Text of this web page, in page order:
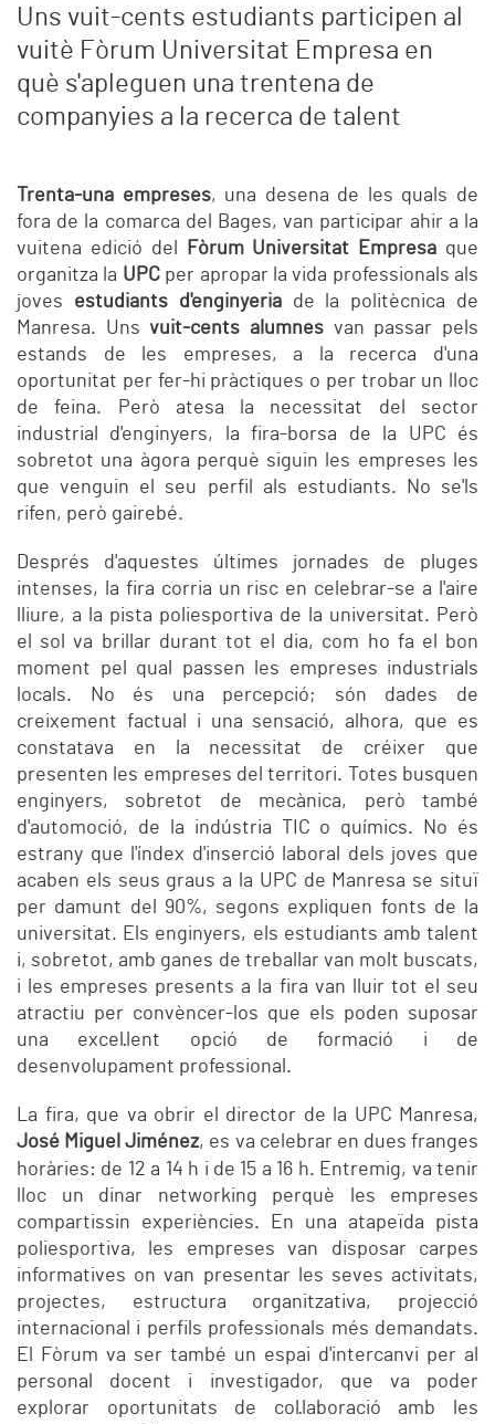
Uns vuit-cents estudiants participen al
vuitè Fòrum Universitat Empresa en
què s'apleguen una trentena de
companyies a la recerca de talent
Trenta-una empreses, una desena de les quals de
fora de la comarca del Bages, van participar ahir a la
vuitena edició del
Fòrum Universitat Empresa que
organitza la UPCper apropar la vida professionals als
joves estudiants d'enginyeriade la politècnica de
Manresa. Unsvuit-cents alumnes van passar pels
estands de les empreses, a la recerca d'una
oportunitat per fer-hi pràctiques o per trobar un lloc
de feina. Però atesa la necessitat del sector
industrial d'enginyers, la fira-borsa de la UPC és
sobretot una àgora perquè siguin les empreses les
que venguin el seu perfil als estudiants. No se'ls
rifen, però gairebé.
Després d'aquestes últimes jornades de pluges
intenses, la fira corria un risc en celebrar-se a l'aire
lliure, a la pista poliesportiva de la universitat. Però
el sol va brillar durant tot el dia, com ho fa el bon
moment pel qual passen les empreses industrials
locals. No és una percepció; són dades de
creixement factual i una sensació, alhora, que es
constatava en la necessitat de créixer que
presenten les empreses del territori. Totes busquen
enginyers, sobretot de mecànica, però també
d'automoció, de la indústria TIC o químics. No és
estrany que l'índex d'inserció laboral dels joves que
acaben els seus graus a la UPC de Manresa se situï
per damunt del 90%, segons expliquen fonts de la
universitat. Els enginyers, els estudiants amb talent
i, sobretot, amb ganes de treballar van molt buscats,
i les empreses presents a la fira van lluir tot el seu
atractiu per convèncer-los que els poden suposar
una excel·lent opció de formació i de
desenvolupament professional.
La fira, que va obrir el director de la UPC Manresa,
José Miguel Jiménez, es va celebrar en dues franges
horàries: de 12 a 14 h i de 15 a 16 h. Entremig, va tenir
lloc un dinar networking perquè les empreses
compartissin experiències. En una atapeïda pista
poliesportiva, les empreses van disposar carpes
informatives on van presentar les seves activitats,
projectes, estructura organitzativa, projecció
internacional i perfils professionals més demandats.
El Fòrum va ser també un espai d'intercanvi per al
personal docent i investigador, que va poder
explorar oportunitats de col·laboració amb les